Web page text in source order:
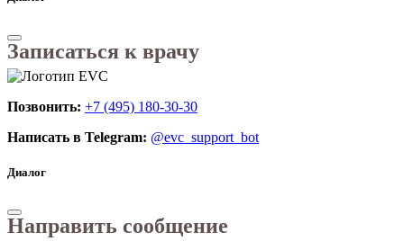
Записаться к врачу
Позвонить: +7 (495) 180-30-30
Написать в Telegram: @evc_support_bot
Диалог
Направить сообщение